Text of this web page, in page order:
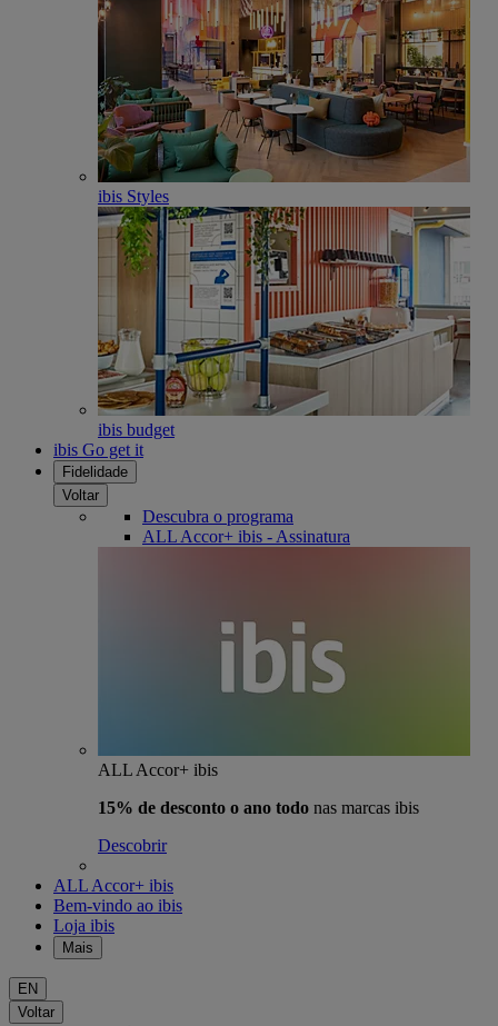
ibis Styles
ibis budget
ibis Go get it
Fidelidade
Voltar
Descubra o programa
ALL Accor+ ibis - Assinatura
ALL Accor+ ibis
15% de desconto o ano todo nas marcas ibis
Descobrir
ALL Accor+ ibis
Bem-vindo ao ibis
Loja ibis
Mais
EN
Voltar